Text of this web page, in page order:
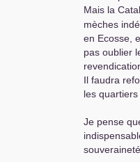
Mais la
mèches
en Ecosse,
pas oublier
Il faudra
les quartiers
Je pense